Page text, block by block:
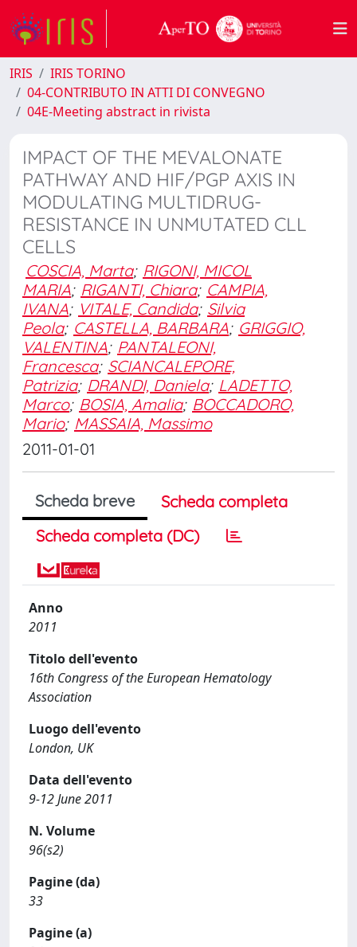
IRIS
IRIS TORINO
04-CONTRIBUTO IN ATTI DI CONVEGNO
04E-Meeting abstract in rivista
IMPACT OF THE MEVALONATE
PATHWAY AND HIF/PGP AXIS IN
MODULATING MULTIDRUG-
RESISTANCE IN UNMUTATED CLL
CELLS
COSCIA, Marta; RIGONI, MICOL
MARIA; RIGANTI, Chiara; CAMPIA,
IVANA; VITALE, Candida; Silvia
Peola; CASTELLA, BARBARA; GRIGGIO,
VALENTINA; PANTALEONI,
Francesca; SCIANCALEPORE,
Patrizia; DRANDI, Daniela; LADETTO,
Marco; BOSIA, Amalia; BOCCADORO,
Mario; MASSAIA, Massimo
2011-01-01
Scheda breve
Scheda completa
Scheda completa (DC)
Anno
2011
Titolo dell'evento
16th Congress of the European Hematology
Association
Luogo dell'evento
London, UK
Data dell'evento
9-12 June 2011
N. Volume
96(s2)
Pagine (da)
33
Pagine (a)